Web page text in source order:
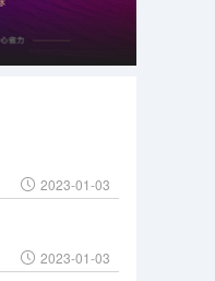
2023-01-03
2023-01-03